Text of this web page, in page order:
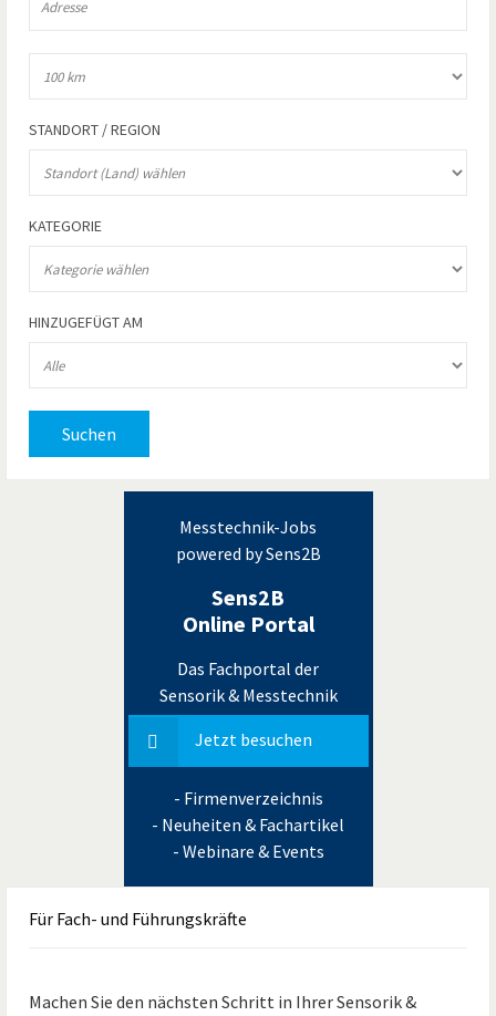
STANDORT / REGION
KATEGORIE
HINZUGEFÜGT AM
Suchen
Messtechnik-Jobs
powered by Sens2B
Sens2B
Online Portal
Das Fachportal der
Sensorik & Messtechnik
Jetzt besuchen
- Firmenverzeichnis
- Neuheiten & Fachartikel
- Webinare & Events
Für Fach- und Führungskräfte
Machen Sie den nächsten Schritt in Ihrer Sensorik &